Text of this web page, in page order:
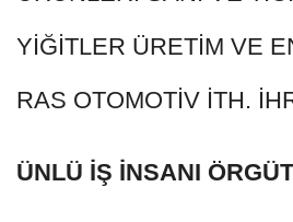
YİĞİTLER ÜRETİM VE
RAS OTOMOTİV İTH.
ÜNLÜ İŞ İNSANI